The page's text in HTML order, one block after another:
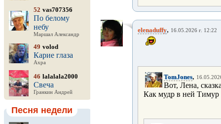
52 vas707356
По белому
небу
Маршал Александр
49 volod
Карие глаза
Ахра
46 lalalala2000
Свеча
Гранкин Андрей
Песня недели
elenaduffy, 16.05.2026 г. 12:22
TomJones,
Вот, Лена,
Как мудр в ней